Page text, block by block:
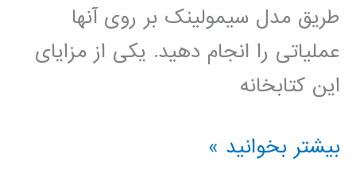
طریق مدل سیمولینک بر روی آنها
عملیاتی را انجام دهید. یکی از مزایای
این کتابخانه
کتابخانه
بیشتر بخوانید »